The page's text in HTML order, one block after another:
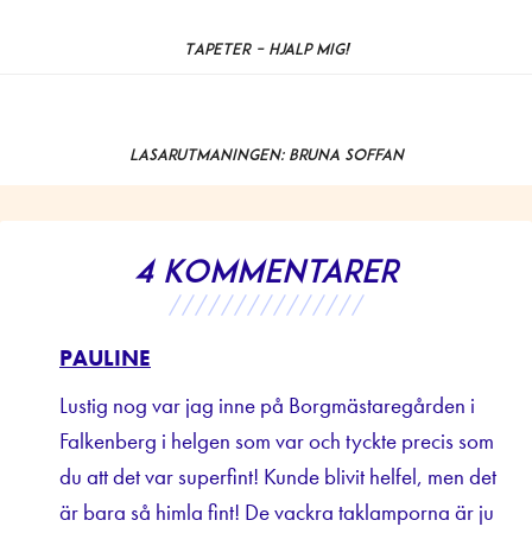
Tapeter – hjälp mig!
Läsarutmaningen: Bruna soffan
4 kommentarer
///////////////
PAULINE
Lustig nog var jag inne på Borgmästaregården i
Falkenberg i helgen som var och tyckte precis som
du att det var superfint! Kunde blivit helfel, men det
är bara så himla fint! De vackra taklamporna är ju